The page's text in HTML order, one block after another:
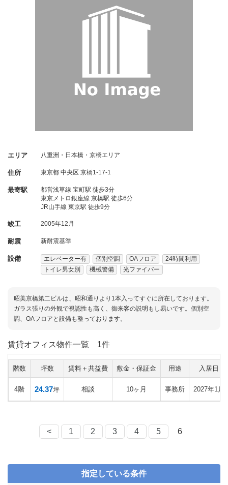
エリア 八重洲・日本橋・京橋エリア
住所 東京都 中央区 京橋1-17-1
最寄駅
都営浅草線 宝町駅 徒歩3分
東京メトロ銀座線 京橋駅 徒歩6分
JR山手線 東京駅 徒歩9分
竣工 2005年12月
耐震 新耐震基準
設備 エレベーター有 個別空調 OAフロア
24時間利用
トイレ男女別
機械警備 光ファイバー
昭美京橋第二ビルは、昭和通りより1本入ってすぐに所在しております。
ガラス張りの外観で視認性も高く、御来客の説明もし易いです。個別空
調、OAフロアと設備も整っております。
賃貸オフィス物件一覧 1件
階数 坪数 賃料＋共益費 敷金・保証金 用途 入居日
4階 24.37坪 相談 10ヶ月 事務所 2027年1月
< 1 2 3 4 5 6
指定している条件